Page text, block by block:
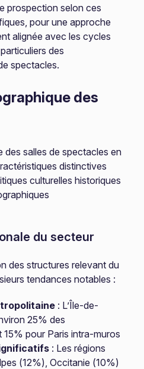
prospection selon ces
pour une approche
alignée avec les cycles
des
spectacles.
des
des salles de spectacles en
distinctives
culturelles historiques
du secteur
des structures relevant du
tendances notables :
: L’Île-de-
25% des
15% pour Paris intra-muros
: Les régions
(12%), Occitanie (10%)